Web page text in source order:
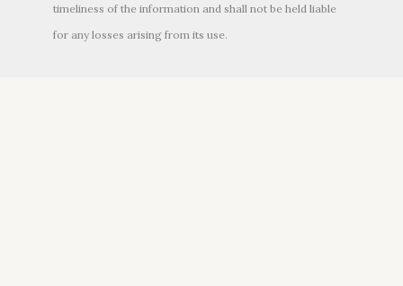
timeliness of the information and shall not be held liable
for any losses arising from its use.